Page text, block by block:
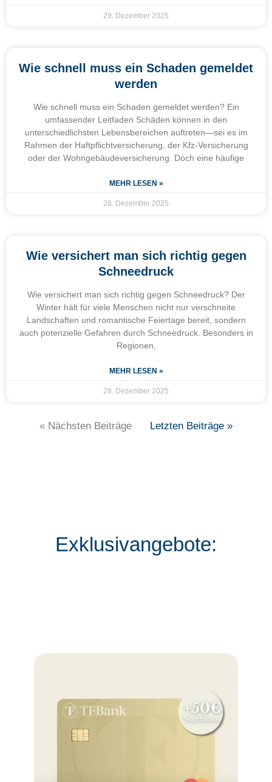
29. Dezember 2025
Wie schnell muss ein Schaden gemeldet
werden
Wie schnell muss ein Schaden gemeldet werden? Ein
umfassender Leitfaden Schäden können in den
unterschiedlichsten Lebensbereichen auftreten—sei es im
Rahmen der Haftpflichtversicherung, der Kfz-Versicherung
oder der Wohngebäudeversicherung. Doch eine häufige
MEHR LESEN »
28. Dezember 2025
Wie versichert man sich richtig gegen
Schneedruck
Wie versichert man sich richtig gegen Schneedruck? Der
Winter hält für viele Menschen nicht nur verschneite
Landschaften und romantische Feiertage bereit, sondern
auch potenzielle Gefahren durch Schneedruck. Besonders in
Regionen,
MEHR LESEN »
28. Dezember 2025
« Nächsten Beiträge Letzten Beiträge »
Exklusivangebote: